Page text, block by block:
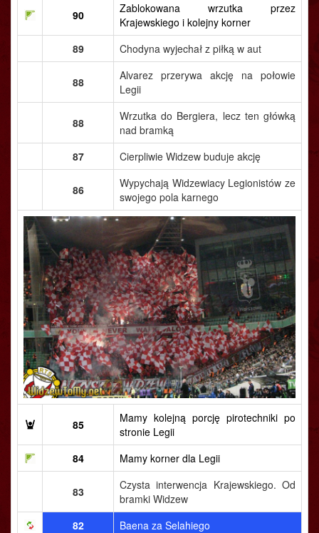
90
Zablokowana wrzutka przez
Krajewskiego i kolejny korner
89
Chodyna wyjechał z piłką w aut
88
Alvarez przerywa akcję na połowie
Legii
88
Wrzutka do Bergiera, lecz ten główką
nad bramką
87
Cierpliwie Widzew buduje akcję
86
Wypychają Widzewiacy Legionistów ze
swojego pola karnego
85
Mamy kolejną porcję pirotechniki po
stronie Legii
84
Mamy korner dla Legii
83
Czysta interwencja Krajewskiego. Od
bramki Widzew
82
Baena za Selahiego